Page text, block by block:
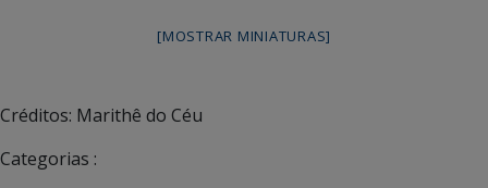
[MOSTRAR MINIATURAS]
Créditos: Marithê do Céu
Categorias :